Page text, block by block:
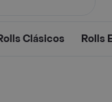
Clásicos Rolls